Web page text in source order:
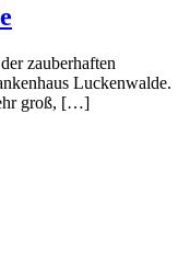
zauberhaften
Luckenwalde.
groß, […]